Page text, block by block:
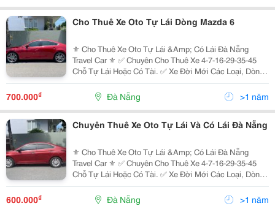
Cho Thuê Xe Oto Tự Lái Dòng Mazda 6
⚜️ Cho Thuê Xe Oto Tự Lái &Amp; Có Lái Đà Nẵng
Travel Car ⚜️ ✅ Chuyên Cho Thuê Xe 4-7-16-29-35-45
Chỗ Tự Lái Hoặc Có Tài. ✅ Xe Đời Mới Các Loại, Dòng
Xe Chất Lượng Cao: ̂̃ : I10, Nissan Almera, Mazda 2 3 6,
Accent, Mazda Cx5, Kona, Sonet,...
700.000₫ Đà Nẵng >1 năm
Chuyên Thuê Xe Oto Tự Lái Và Có Lái Đà Nẵng
⚜️ Cho Thuê Xe Oto Tự Lái &Amp; Có Lái Đà Nẵng
Travel Car ⚜️ ✅ Chuyên Cho Thuê Xe 4-7-16-29-35-45
Chỗ Tự Lái Hoặc Có Tài. ✅ Xe Đời Mới Các Loại, Dòng
Xe Chất Lượng Cao: ̂̃ : I10, Nissan Almera, Mazda 2 3 6,
Accent, Mazda Cx5, Kona, Sonet,...
600.000₫ Đà Nẵng >1 năm